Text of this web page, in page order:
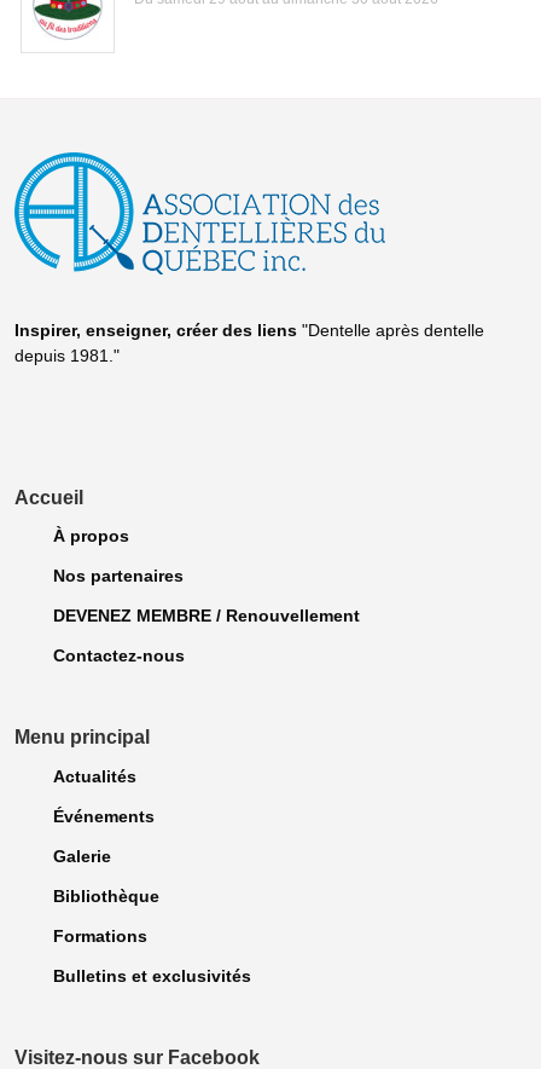
Inspirer, enseigner, créer des liens "Dentelle après dentelle
depuis 1981."
Accueil
À propos
Nos partenaires
DEVENEZ MEMBRE / Renouvellement
Contactez-nous
Menu principal
Actualités
Événements
Galerie
Bibliothèque
Formations
Bulletins et exclusivités
Visitez-nous sur Facebook